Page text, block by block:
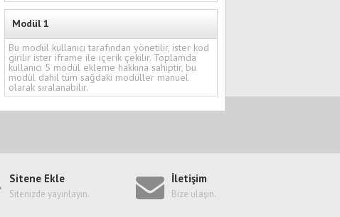
Modül 1
Bu modül kullanıcı tarafından yönetilir, ister kod
girilir ister iframe ile içerik çekilir. Toplamda
kullanıcı 5 modül ekleme hakkına sahiptir, bu
modül dahil tüm sağdaki modüller manuel
olarak sıralanabilir.
Sitene Ekle
Sitenizde yayınlayın.
İletişim
Bize ulaşın.